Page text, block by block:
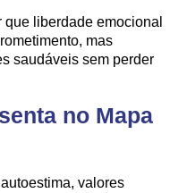
liberdade emocional
mas
saudáveis sem perder
no Mapa
valores